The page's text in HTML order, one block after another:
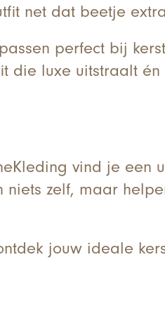
net dat beetje
perfect bij
die luxe uitstraalt
vind je
zelf, maar
jouw ideale